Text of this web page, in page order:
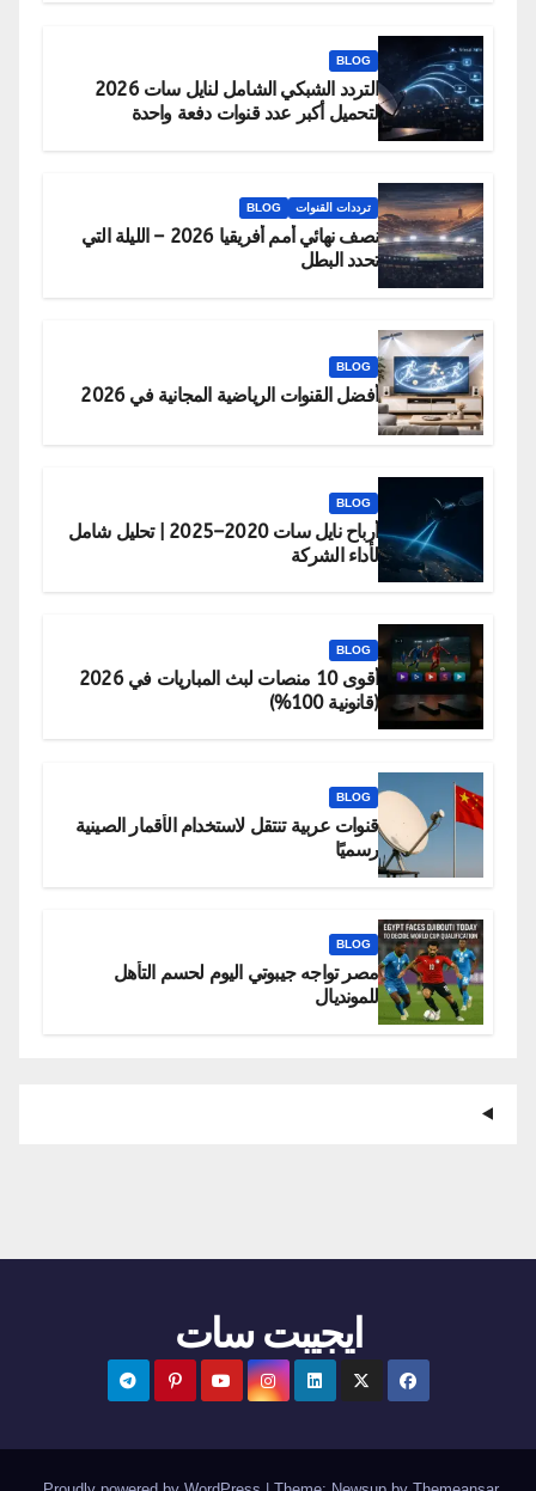
BLOG
التردد الشبكي الشامل لنايل سات 2026
لتحميل أكبر عدد قنوات دفعة واحدة
ترددات القنوات BLOG
نصف نهائي أمم أفريقيا 2026 – الليلة التي
تحدد البطل
BLOG
أفضل القنوات الرياضية المجانية في 2026
BLOG
أرباح نايل سات 2020–2025 | تحليل شامل
لأداء الشركة
BLOG
أقوى 10 منصات لبث المباريات في 2026
(قانونية 100%)
BLOG
قنوات عربية تنتقل لاستخدام الأقمار الصينية
رسميًا
BLOG
مصر تواجه جيبوتي اليوم لحسم التأهل
للمونديال
ايجيبت سات